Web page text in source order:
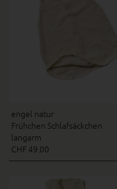
engel natur
Frühchen Schlafsäckchen
langarm
CHF 49.00